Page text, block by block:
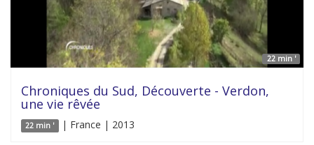
22 min '
Chroniques du Sud, Découverte - Verdon,
une vie rêvée
22 min ' | France | 2013